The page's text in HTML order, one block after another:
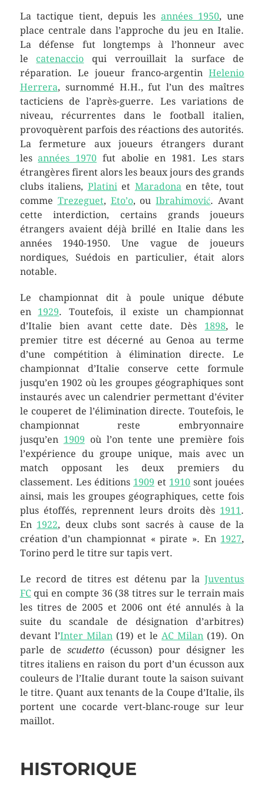
La tactique tient, depuis lesannées 1950, une
place centrale dans l’approche du jeu en Italie.
La défense fut longtemps à l’honneur avec
le catenaccio qui verrouillait la surface de
réparation. Le joueur franco-argentinHelenio
Herrera, surnommé H.H., fut l’un des maîtres
tacticiens de l’après-guerre. Les variations de
niveau, récurrentes dans le football italien,
provoquèrent parfois des réactions des autorités.
La fermeture aux joueurs étrangers durant
lesannées 1970 fut abolie en 1981. Les stars
étrangères firent alors les beaux jours des grands
clubs italiens, Platiniet Maradonaen tête, tout
comme Trezeguet, Eto’o, ouIbrahimović. Avant
cette interdiction, certains grands joueurs
étrangers avaient déjà brillé en Italie dans les
années 1940-1950. Une vague de joueurs
nordiques, Suédois en particulier, était alors
notable.
Le championnat dit à poule unique débute
en 1929. Toutefois, il existe un championnat
d’Italie bien avant cette date. Dès 1898, le
premier titre est décerné au Genoa au terme
d’une compétition à élimination directe. Le
championnat d’Italie conserve cette formule
jusqu’en 1902 où les groupes géographiques sont
instaurés avec un calendrier permettant d’éviter
le couperet de l’élimination directe. Toutefois, le
championnat reste embryonnaire
jusqu’en 1909 où l’on tente une première fois
l’expérience du groupe unique, mais avec un
match opposant les deux premiers du
classement. Les éditions 1909 et 1910 sont jouées
ainsi, mais les groupes géographiques, cette fois
plus étoffés, reprennent leurs droits dès 1911.
En 1922, deux clubs sont sacrés à cause de la
création d’un championnat « pirate ». En 1927,
Torino perd le titre sur tapis vert.
Le record de titres est détenu par laJuventus
FCqui en compte 36 (38 titres sur le terrain mais
les titres de 2005 et 2006 ont été annulés à la
suite du scandale de désignation d’arbitres)
devant l’Inter Milan(19) et leAC Milan (19). On
parle de scudetto(écusson) pour désigner les
titres italiens en raison du port d’un écusson aux
couleurs de l’Italie durant toute la saison suivant
le titre. Quant aux tenants de la Coupe d’Italie, ils
portent une cocarde vert-blanc-rouge sur leur
maillot.
HISTORIQUE